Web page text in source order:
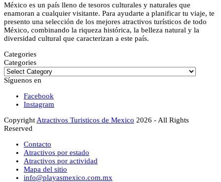
México es un país lleno de tesoros culturales y naturales que
enamoran a cualquier visitante. Para ayudarte a planificar tu viaje, te
presento una selección de los mejores atractivos turísticos de todo
México, combinando la riqueza histórica, la belleza natural y la
diversidad cultural que caracterizan a este país.
Categories
Categories
Síguenos en
Facebook
Instagram
Copyright Atractivos Turisticos de Mexico 2026 - All Rights
Reserved
Contacto
Atractivos por estado
Atractivos por actividad
Mapa del sitio
info@playasmexico.com.mx